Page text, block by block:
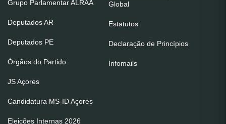
Grupo Parlamentar ALRAA
Deputados AR
Deputados PE
Órgãos do Partido
JS Açores
Candidatura MS-ID Açores
Eleições Internas 2026
Global
Estatutos
Declaração de Princípios
Infomails